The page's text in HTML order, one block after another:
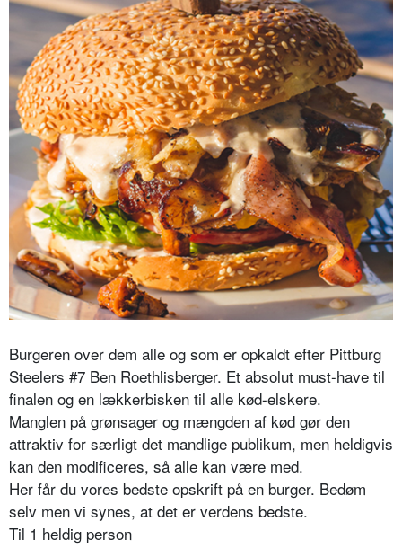
Burgeren over dem alle og som er opkaldt efter Pittburg
Steelers #7 Ben Roethlisberger. Et absolut must-have til
finalen og en lækkerbisken til alle kød-elskere.
Manglen på grønsager og mængden af kød gør den
attraktiv for særligt det mandlige publikum, men heldigvis
kan den modificeres, så alle kan være med.
Her får du vores bedste opskrift på en burger. Bedøm
selv men vi synes, at det er verdens bedste.
Til 1 heldig person